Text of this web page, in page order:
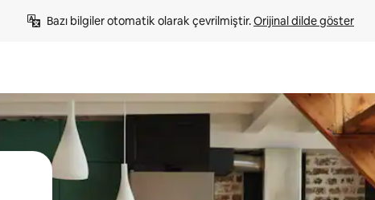
Bazı bilgiler otomatik olarak çevrilmiştir. Orijinal dilde göster